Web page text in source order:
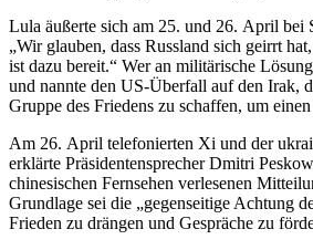
Lula äußerte sich am 25. und 26. April bei
„Wir glauben, dass Russland sich geirrt
ist dazu bereit.“ Wer an militärische
und nannte den US-Überfall auf den Irak,
Gruppe des Friedens zu schaffen, um
Am 26. April telefonierten Xi und der
erklärte Präsidentensprecher Dmitri
chinesischen Fernsehen verlesenen
Grundlage sei die „gegenseitige Achtung
Frieden zu drängen und Gespräche zu